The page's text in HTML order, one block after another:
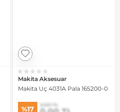
Makita Aksesuar
Makita Uç 4031A Pala 165200-0
%17 0,00 TL